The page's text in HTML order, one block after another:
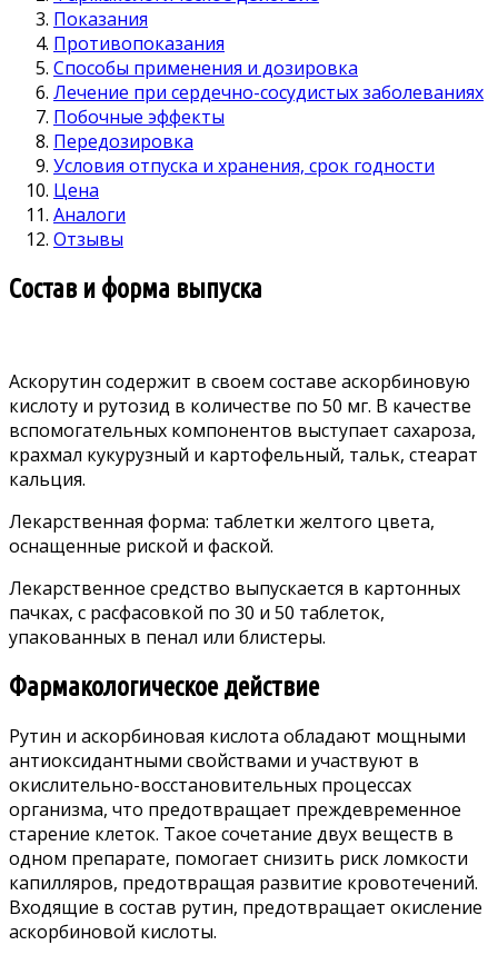
Показания
Противопоказания
Способы применения и дозировка
Лечение при сердечно-сосудистых заболеваниях
Побочные эффекты
Передозировка
Условия отпуска и хранения, срок годности
Цена
Аналоги
Отзывы
Состав и форма выпуска
Аскорутин содержит в своем составе аскорбиновую
кислоту и рутозид в количестве по 50 мг. В качестве
вспомогательных компонентов выступает сахароза,
крахмал кукурузный и картофельный, тальк, стеарат
кальция.
Лекарственная форма: таблетки желтого цвета,
оснащенные риской и фаской.
Лекарственное средство выпускается в картонных
пачках, с расфасовкой по 30 и 50 таблеток,
упакованных в пенал или блистеры.
Фармакологическое действие
Рутин и аскорбиновая кислота обладают мощными
антиоксидантными свойствами и участвуют в
окислительно-восстановительных процессах
организма, что предотвращает преждевременное
старение клеток. Такое сочетание двух веществ в
одном препарате, помогает снизить риск ломкости
капилляров, предотвращая развитие кровотечений.
Входящие в состав рутин, предотвращает окисление
аскорбиновой кислоты.